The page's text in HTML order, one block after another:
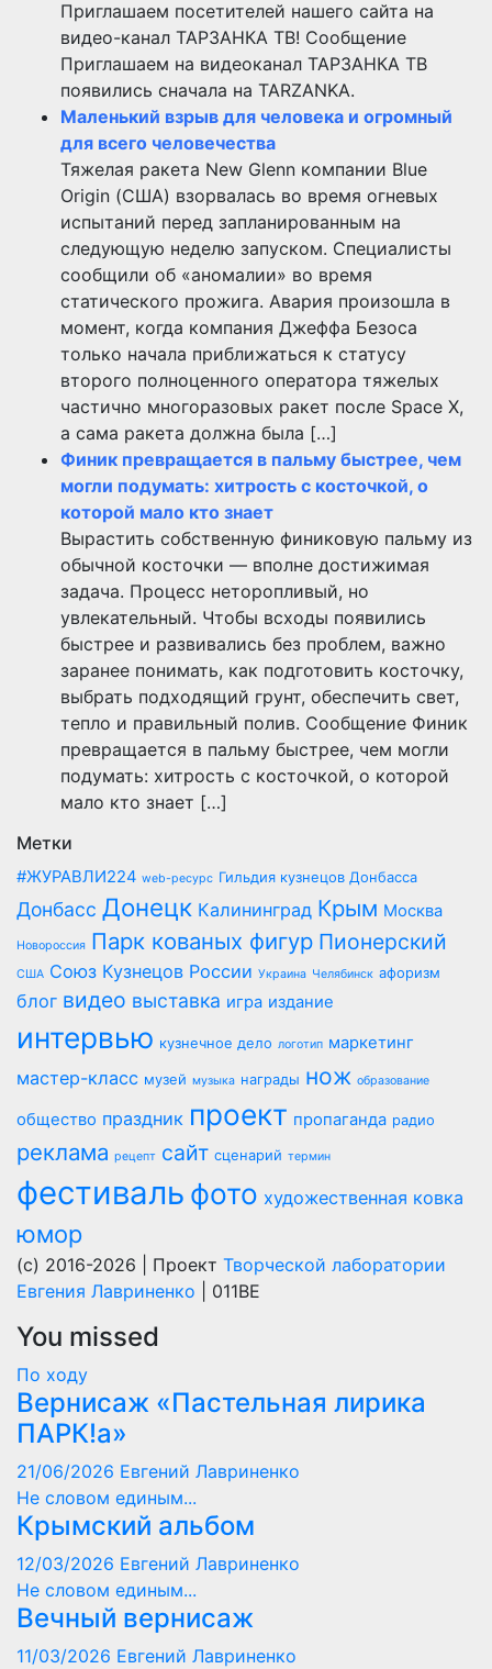
Приглашаем посетителей нашего сайта на
видео-канал ТАРЗАНКА ТВ! Сообщение
Приглашаем на видеоканал ТАРЗАНКА ТВ
появились сначала на TARZANKA.
Маленький взрыв для человека и огромный
для всего человечества
Тяжелая ракета New Glenn компании Blue
Origin (США) взорвалась во время огневых
испытаний перед запланированным на
следующую неделю запуском. Специалисты
сообщили об «аномалии» во время
статического прожига. Авария произошла в
момент, когда компания Джеффа Безоса
только начала приближаться к статусу
второго полноценного оператора тяжелых
частично многоразовых ракет после Space X,
а сама ракета должна была […]
Финик превращается в пальму быстрее, чем
могли подумать: хитрость с косточкой, о
которой мало кто знает
Вырастить собственную финиковую пальму из
обычной косточки — вполне достижимая
задача. Процесс неторопливый, но
увлекательный. Чтобы всходы появились
быстрее и развивались без проблем, важно
заранее понимать, как подготовить косточку,
выбрать подходящий грунт, обеспечить свет,
тепло и правильный полив. Сообщение Финик
превращается в пальму быстрее, чем могли
подумать: хитрость с косточкой, о которой
мало кто знает […]
Метки
#ЖУРАВЛИ224 web-ресурс Гильдия кузнецов Донбасса
Донбасс Донецк Калининград Крым Москва
Новороссия Парк кованых фигур Пионерский
США Союз Кузнецов России Украина Челябинск афоризм
блог видео выставка игра издание
интервью кузнечное дело логотип маркетинг
мастер-класс музей музыка награды нож образование
общество праздник проект пропаганда радио
реклама рецепт сайт сценарий термин
фестиваль фото художественная ковка
юмор
(c) 2016-2026 | Проект Творческой лаборатории
Евгения Лавриненко | 011BE
You missed
По ходу
Вернисаж «Пастельная лирика
ПАРК!а»
21/06/2026 Евгений Лавриненко
Не словом единым...
Крымский альбом
12/03/2026 Евгений Лавриненко
Не словом единым...
Вечный вернисаж
11/03/2026 Евгений Лавриненко